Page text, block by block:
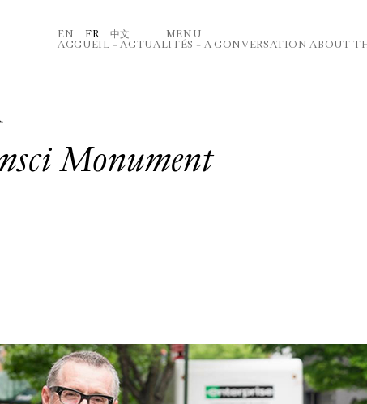
EN FR 中文
MENU
ACCUEIL –ACTUALITÉS – A CONVERSATION ABOUT
Monument